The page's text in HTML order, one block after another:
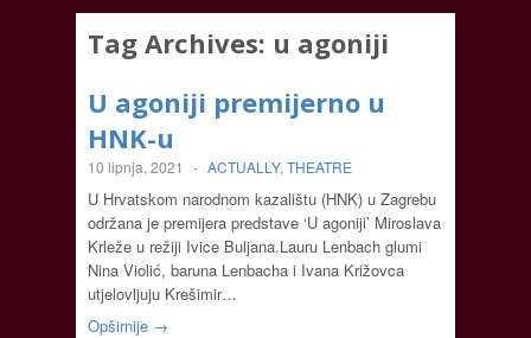
Tag Archives: u agoniji
U agoniji premijerno u
HNK-u
10 lipnja, 2021 - ACTUALLY, THEATRE
U Hrvatskom narodnom kazalištu (HNK) u Zagrebu
održana je premijera predstave ‘U agoniji’ Miroslava
Krleže u režiji Ivice Buljana.Lauru Lenbach glumi
Nina Violić, baruna Lenbacha i Ivana Križovca
utjelovljuju Krešimir…
Opširnije →